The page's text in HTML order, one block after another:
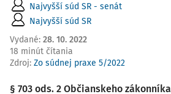
Najvyšší súd SR - senát
Najvyšší súd SR
Vydané: 28. 10. 2022
18 minút čítania
Zdroj: Zo súdnej praxe 5/2022
§ 703 ods. 2 Občianskeho zákonníka